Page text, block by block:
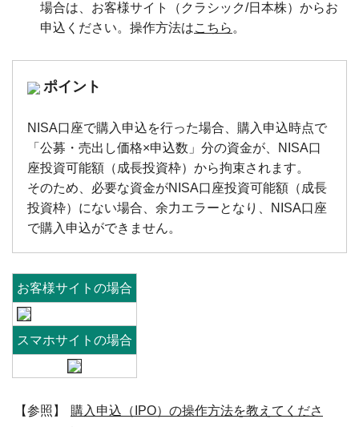
場合は、お客様サイト（クラシック/日本株）からお
申込ください。操作方法はこちら 。
ポイント
NISA口座で購入申込を行った場合、購入申込時点で
「公募・売出し価格×申込数」分の資金が、NISA口
座投資可能額（成長投資枠）から拘束されます。
そのため、必要な資金がNISA口座投資可能額（成長
投資枠）にない場合、余力エラーとなり、NISA口座
で購入申込ができません。
お客様サイトの場合
スマホサイトの場合
【参照】
購入申込（IPO）の操作方法を教えてくださ